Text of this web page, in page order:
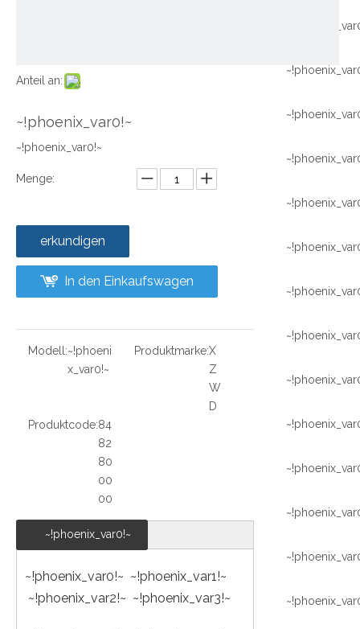
Anteil an:
~!phoenix_var0!~
~!phoenix_var0!~
Menge:
erkundigen
In den Einkaufswagen
Modell:~!phoeni
x_var0!~
Produktmarke:X
Z
W
D
Produktcode:84
82
80
00
00
~!phoenix_var0!~
~!phoenix_var0!~ ~!phoenix_var1!~
~!phoenix_var2!~ ~!phoenix_var3!~